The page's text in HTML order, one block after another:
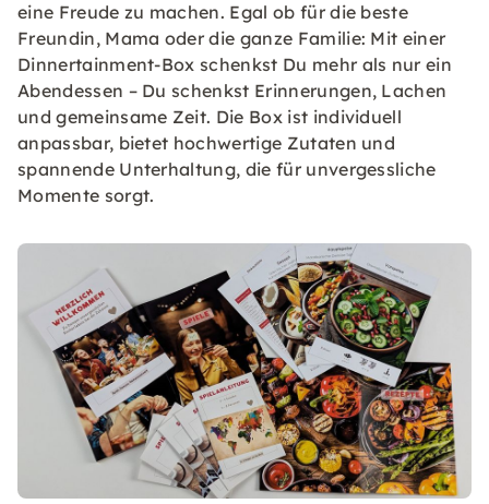
eine Freude zu machen. Egal ob für die beste
Freundin, Mama oder die ganze Familie: Mit einer
Dinnertainment-Box schenkst Du mehr als nur ein
Abendessen – Du schenkst Erinnerungen, Lachen
und gemeinsame Zeit. Die Box ist individuell
anpassbar, bietet hochwertige Zutaten und
spannende Unterhaltung, die für unvergessliche
Momente sorgt.